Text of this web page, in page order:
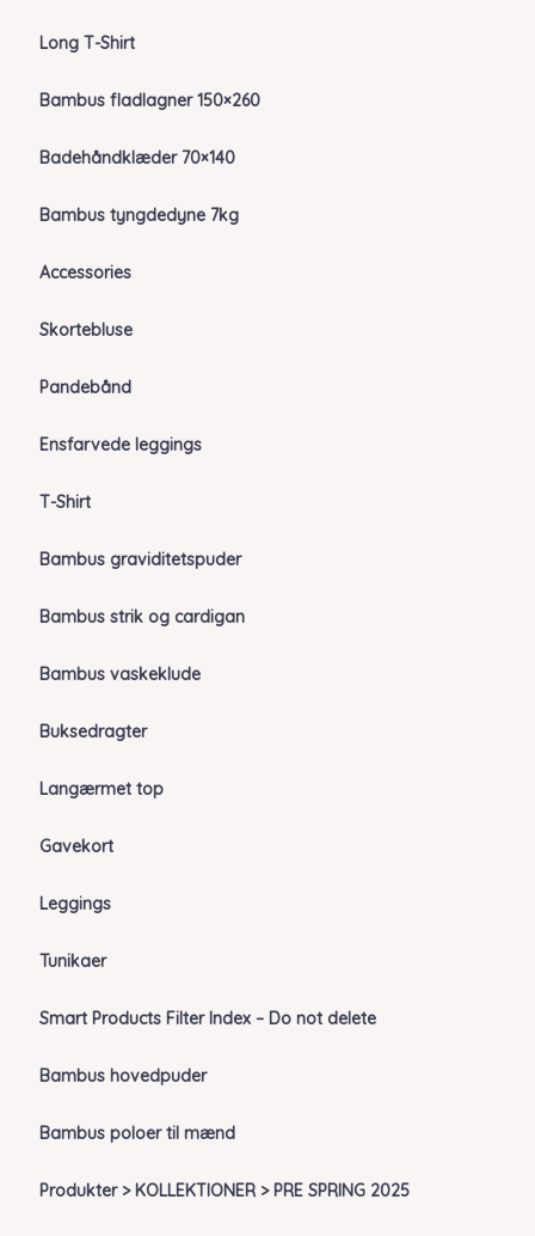
Long T-Shirt
Bambus fladlagner 150×260
Badehåndklæder 70×140
Bambus tyngdedyne 7kg
Accessories
Skortebluse
Pandebånd
Ensfarvede leggings
T-Shirt
Bambus graviditetspuder
Bambus strik og cardigan
Bambus vaskeklude
Buksedragter
Langærmet top
Gavekort
Leggings
Tunikaer
Smart Products Filter Index – Do not delete
Bambus hovedpuder
Bambus poloer til mænd
Produkter > KOLLEKTIONER > PRE SPRING 2025